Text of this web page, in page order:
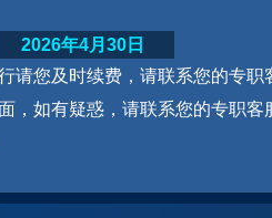
请您及时续费，请联系您的专职
，如有疑惑，请联系您的专职客
2026年4月30日